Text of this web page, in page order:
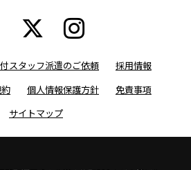
スタッフ派遣のご依頼
採用情報
個人情報保護方針
免責事項
サイトマップ